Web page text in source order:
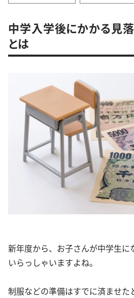
中学入学後にかかる見
とは
新年度から、お子さんが中学生に
いらっしゃいますよね。
制服などの準備はすでに済ませた